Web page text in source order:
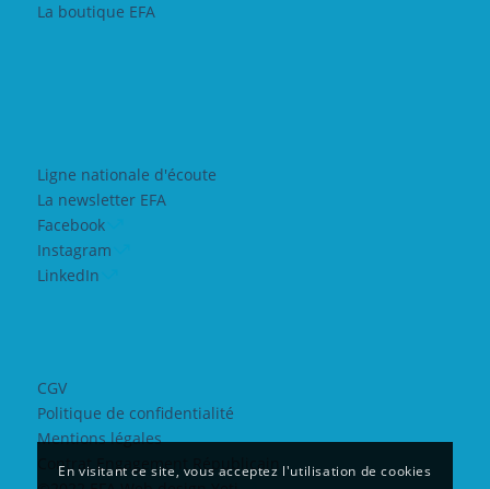
La boutique EFA
Ligne nationale d'écoute
La newsletter EFA
Facebook
Instagram
LinkedIn
CGV
Politique de confidentialité
Mentions légales
Contrat Engagement Républicain
En visitant ce site, vous acceptez l'utilisation de cookies